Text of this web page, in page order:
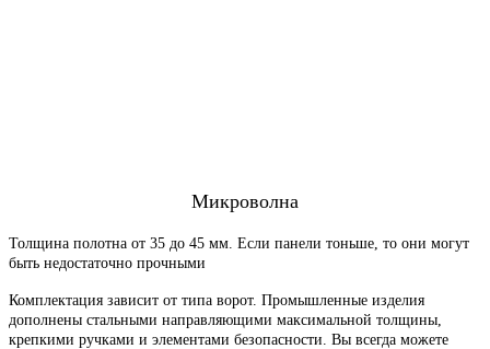
Микроволна
Толщина полотна от 35 до 45 мм. Если панели тоньше, то они могут
быть недостаточно прочными
Комплектация зависит от типа ворот. Промышленные изделия
дополнены стальными направляющими максимальной толщины,
крепкими ручками и элементами безопасности. Вы всегда можете